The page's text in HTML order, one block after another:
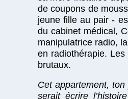
de coupons de
jeune fille au pair -
du cabinet médical,
manipulatrice radio,
en radiothérapie.
brutaux.
Cet appartement,
serait écrire